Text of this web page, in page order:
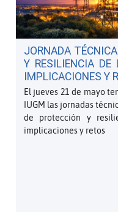
JORNADA
Y RESILIENCIA DE
IMPLICACIONES Y
El jueves 21 de mayo
IUGM las jornadas
de protección y
implicaciones y retos